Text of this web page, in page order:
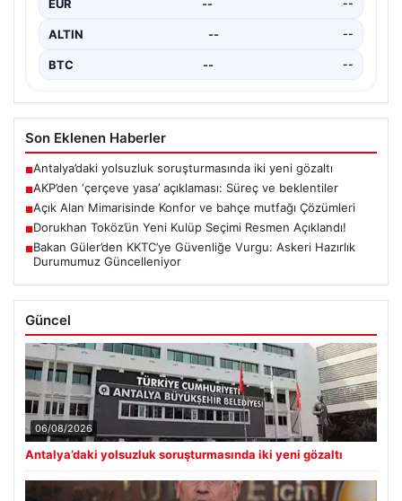
Son Eklenen Haberler
■Antalya’daki yolsuzluk soruşturmasında iki yeni gözaltı
■AKP’den ‘çerçeve yasa’ açıklaması: Süreç ve beklentiler
■Açık Alan Mimarisinde Konfor ve bahçe mutfağı Çözümleri
■Dorukhan Toköz’ün Yeni Kulüp Seçimi Resmen Açıklandı!
■Bakan Güler’den KKTC’ye Güvenliğe Vurgu: Askeri Hazırlık
Durumumuz Güncelleniyor
Güncel
06/08/2026
Antalya’daki yolsuzluk soruşturmasında iki yeni gözaltı